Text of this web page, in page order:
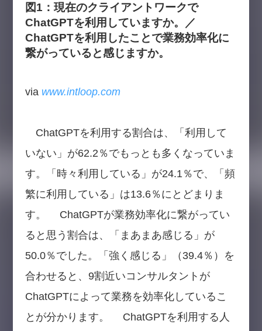
図1：現在のクライアントワークで
ChatGPTを利用していますか。／
ChatGPTを利用したことで業務効率化に
繋がっていると感じますか。
via www.intloop.com
ChatGPTを利用する割合は、「利用して
いない」が62.2％でもっとも多くなっていま
す。「時々利用している」が24.1％で、「頻
繁に利用している」は13.6％にとどまりま
す。 ChatGPTが業務効率化に繋がってい
ると思う割合は、「まあまあ感じる」が
50.0％でした。「強く感じる」（39.4％）を
合わせると、9割近いコンサルタントが
ChatGPTによって業務を効率化しているこ
とが分かります。 ChatGPTを利用する人